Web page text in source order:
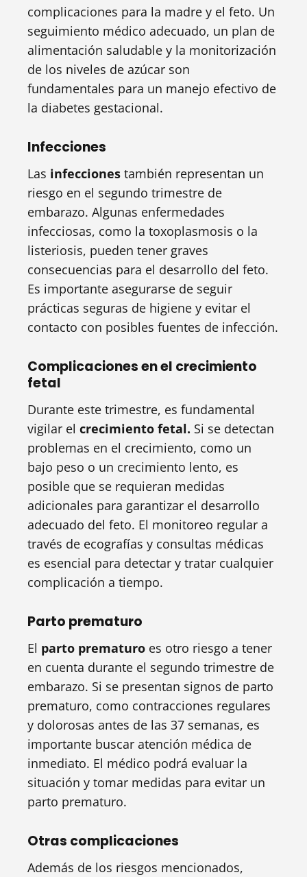
complicaciones para la madre y el feto. Un
seguimiento médico adecuado, un plan de
alimentación saludable y la monitorización
de los niveles de azúcar son
fundamentales para un manejo efectivo de
la diabetes gestacional.
Infecciones
Las infecciones también representan un
riesgo en el segundo trimestre de
embarazo. Algunas enfermedades
infecciosas, como la toxoplasmosis o la
listeriosis, pueden tener graves
consecuencias para el desarrollo del feto.
Es importante asegurarse de seguir
prácticas seguras de higiene y evitar el
contacto con posibles fuentes de infección.
Complicaciones en el crecimiento
fetal
Durante este trimestre, es fundamental
vigilar el crecimiento fetal. Si se detectan
problemas en el crecimiento, como un
bajo peso o un crecimiento lento, es
posible que se requieran medidas
adicionales para garantizar el desarrollo
adecuado del feto. El monitoreo regular a
través de ecografías y consultas médicas
es esencial para detectar y tratar cualquier
complicación a tiempo.
Parto prematuro
El parto prematuro es otro riesgo a tener
en cuenta durante el segundo trimestre de
embarazo. Si se presentan signos de parto
prematuro, como contracciones regulares
y dolorosas antes de las 37 semanas, es
importante buscar atención médica de
inmediato. El médico podrá evaluar la
situación y tomar medidas para evitar un
parto prematuro.
Otras complicaciones
Además de los riesgos mencionados,